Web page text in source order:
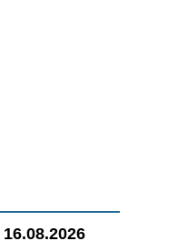
16.08.2026